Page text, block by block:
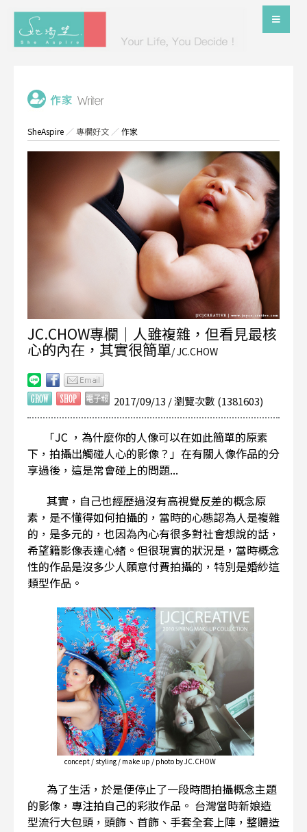
SheAspire ／專欄好文 ／作家
JC.CHOW專欄｜人雖複雜，但看見最核
心的內在，其實很簡單/ JC.CHOW
2017/09/13 / 瀏覽次數 (1381603)
「JC ，為什麼你的人像可以在如此簡單的原素
下，拍攝出觸碰人心的影像？」在有關人像作品的分
享過後，這是常會碰上的問題...
其實，自己也經歷過沒有高視覺反差的概念原
素，是不懂得如何拍攝的，當時的心態認為人是複雜
的，是多元的，也因為內心有很多對社會想說的話，
希望籍影像表達心緒。但很現實的狀況是，當時概念
性的作品是沒多少人願意付費拍攝的，特別是婚紗這
類型作品。
concept / styling / make up / photo by JC.CHOW
為了生活，於是便停止了一段時間拍攝概念主題
的影像，專注拍自己的彩妝作品。 台灣當時新娘造
型流行大包頭，頭飾、首飾、手套全套上陣，整體造